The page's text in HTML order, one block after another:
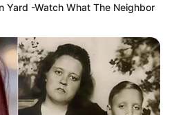
Yard -Watch What The Neighbor